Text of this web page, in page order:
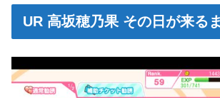
UR 高坂穂乃果 その日が来る